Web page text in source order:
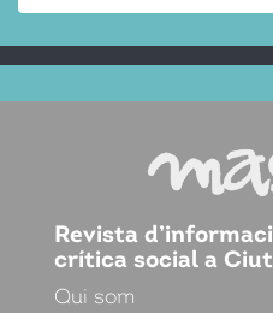
Revista
crítica social a
Qui som